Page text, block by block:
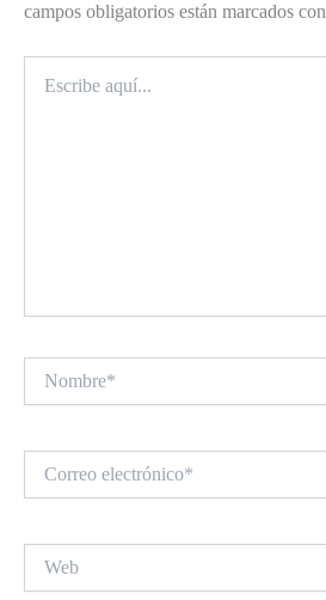
campos obligatorios están marcados con
aquí...
electrónico*